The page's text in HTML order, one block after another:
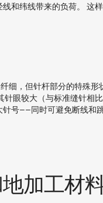
和纬线带来的负荷。 这
细，但针杆部分的特殊形
针眼较大（与标准缝针相
号——同时可避免断线和跳
加工材料